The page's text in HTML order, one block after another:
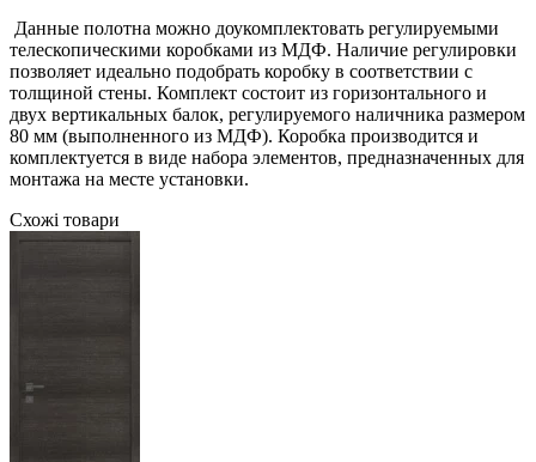
Данные полотна можно доукомплектовать регулируемыми
телескопическими коробками из МДФ. Наличие регулировки
позволяет идеально подобрать коробку в соответствии с
толщиной стены. Комплект состоит из горизонтального и
двух вертикальных балок, регулируемого наличника размером
80 мм (выполненного из МДФ). Коробка производится и
комплектуется в виде набора элементов, предназначенных для
монтажа на месте установки.
Схожі товари